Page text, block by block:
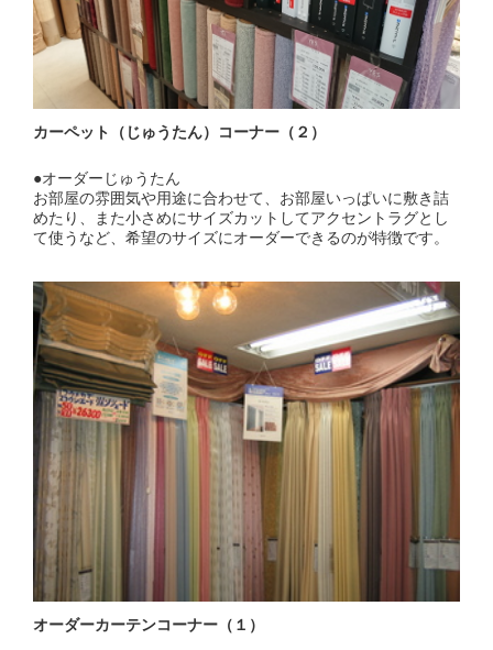
カーペット（じゅうたん）コーナー（２）
●オーダーじゅうたん
お部屋の雰囲気や用途に合わせて、お部屋いっぱいに敷き詰
めたり、また小さめにサイズカットしてアクセントラグとし
て使うなど、希望のサイズにオーダーできるのが特徴です。
オーダーカーテンコーナー（１）